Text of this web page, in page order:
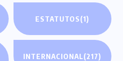
ESTATUTOS(1)
INTERNACIONAL(217)